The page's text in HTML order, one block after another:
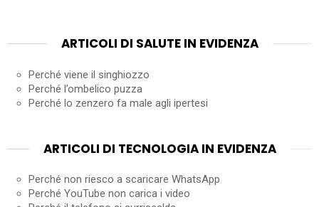
ARTICOLI DI SALUTE IN EVIDENZA
Perché viene il singhiozzo
Perché l’ombelico puzza
Perché lo zenzero fa male agli ipertesi
ARTICOLI DI TECNOLOGIA IN EVIDENZA
Perché non riesco a scaricare WhatsApp
Perché YouTube non carica i video